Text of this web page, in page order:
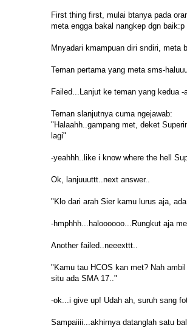
First thing first, mulai btanya pada
meta engga bakal nangkep dgn baik:p
Mnyadari kmampuan diri sndiri, meta
Teman pertama yang meta sms-
Failed...Lanjut ke teman yang kedua
Teman slanjutnya cuma ngejawab:
"Halaahh..gampang met, deket
lagi"
-yeahhh..like i know where the hell
Ok, lanjuuuttt..next answer..
"Klo dari arah Sier kamu lurus aja,
-hmphhh...haloooooo...Rungkut aja
Another failed..neeexttt..
"Kamu tau HCOS kan met? Nah
situ ada SMA 17.."
-ok...i give up! Udah ah, suruh sang
Sampaiiii...akhirnya datanglah satu